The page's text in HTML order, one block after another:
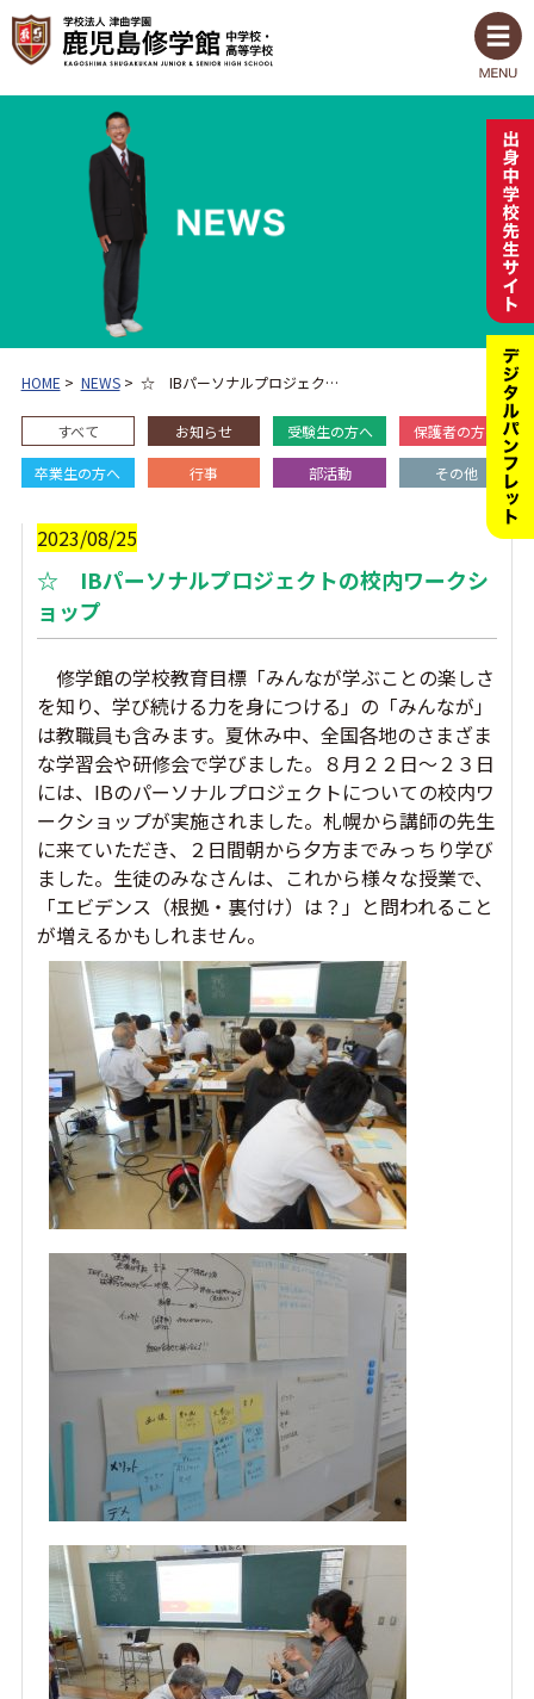
HOME > NEWS> ☆ IBパーソナルプロジェク…
すべて お知らせ 受験生の方へ 保護者の方へ
卒業生の方へ 行事 部活動 その他
2023/08/25
☆ IBパーソナルプロジェクトの校内ワークシ
ョップ
修学館の学校教育目標「みんなが学ぶことの楽しさ
を知り、学び続ける力を身につける」の「みんなが」
は教職員も含みます。夏休み中、全国各地のさまざま
な学習会や研修会で学びました。８月２２日～２３日
には、IBのパーソナルプロジェクトについての校内ワ
ークショップが実施されました。札幌から講師の先生
に来ていただき、２日間朝から夕方までみっちり学び
ました。生徒のみなさんは、これから様々な授業で、
「エビデンス（根拠・裏付け）は？」と問われること
が増えるかもしれません。